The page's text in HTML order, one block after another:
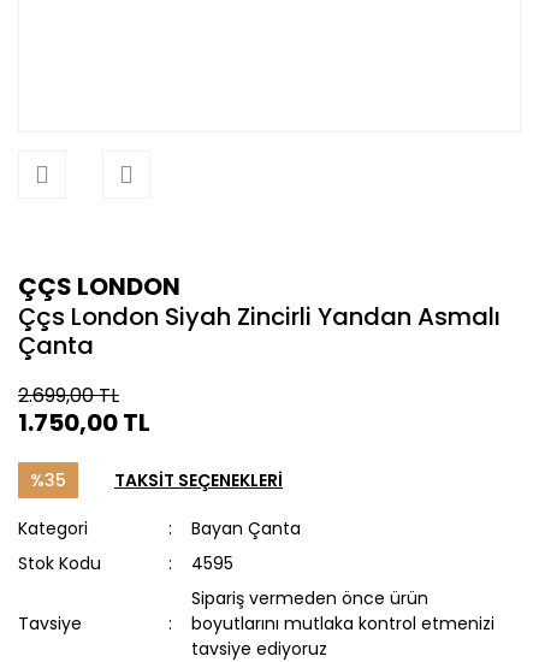
ÇÇS LONDON
Ççs London Siyah Zincirli Yandan Asmalı
Çanta
2.699,00 TL
1.750,00 TL
%35 TAKSİT SEÇENEKLERİ
Kategori
Bayan Çanta
Stok Kodu
4595
Tavsiye
Sipariş vermeden önce ürün
boyutlarını mutlaka kontrol etmenizi
tavsiye ediyoruz